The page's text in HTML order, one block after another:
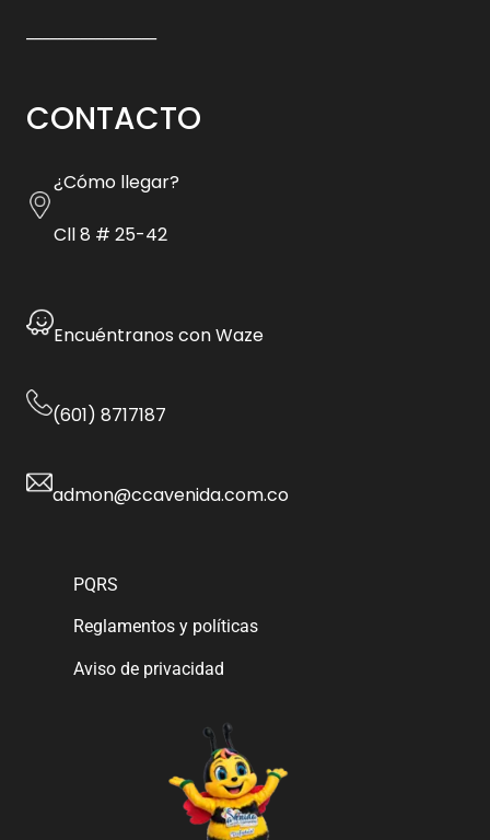
CONTACTO
¿Cómo llegar?
Cll 8 # 25-42
Encuéntranos con Waze
(601) 8717187
admon@ccavenida.com.co
PQRS
Reglamentos y políticas
Aviso de privacidad